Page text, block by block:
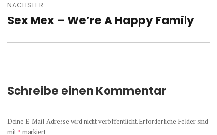
NÄCHSTER
Nächster
Sex Mex – We’re A Happy Family
Schreibe einen Kommentar
Deine E-Mail-Adresse wird nicht veröffentlicht. Erforderliche Felder sind
mit * markiert